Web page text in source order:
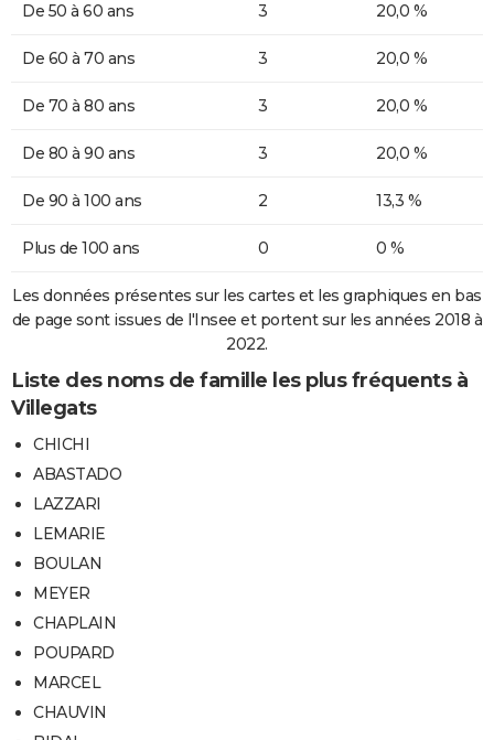
De 50 à 60 ans 3 20,0 %
De 60 à 70 ans 3 20,0 %
De 70 à 80 ans 3 20,0 %
De 80 à 90 ans 3 20,0 %
De 90 à 100 ans 2 13,3 %
Plus de 100 ans 0 0 %
Les données présentes sur les cartes et les graphiques en bas
de page sont issues de l'Insee et portent sur les années 2018 à
2022.
Liste des noms de famille les plus fréquents à
Villegats
CHICHI
ABASTADO
LAZZARI
LEMARIE
BOULAN
MEYER
CHAPLAIN
POUPARD
MARCEL
CHAUVIN